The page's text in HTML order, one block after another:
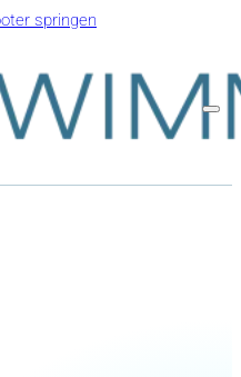
springen